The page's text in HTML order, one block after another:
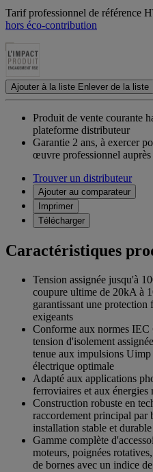
Tarif professionnel de référence
hors éco-contribution
Ajouter à la liste Enlever de la liste
Produit de vente courante
plateforme distributeur
Garantie 2 ans, à exercer
œuvre professionnel
Trouver un distributeur
Ajouter au comparateur
Imprimer
Télécharger
Caractéristiques
Tension assignée jusqu'à
coupure ultime de 20kA à
garantissant une protection
exigeants
Conforme aux normes
tension d'isolement
tenue aux impulsions
électrique optimale
Adapté aux applications
ferroviaires et aux énergies
Construction robuste en
raccordement principal par
installation stable et durable
Gamme complète
moteurs, poignées
de bornes avec un indice